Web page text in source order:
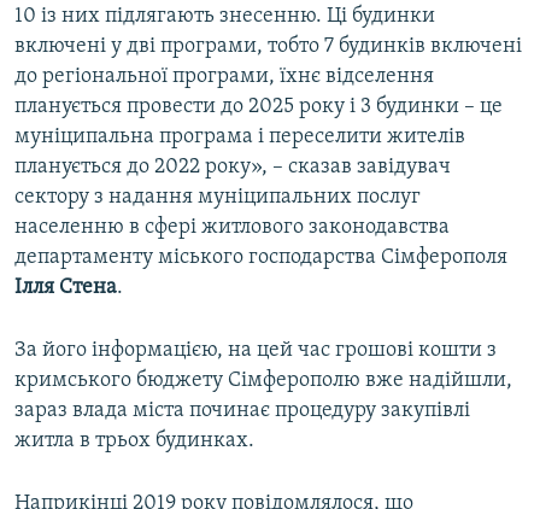
10 із них підлягають знесенню. Ці будинки
включені у дві програми, тобто 7 будинків включені
до регіональної програми, їхнє відселення
планується провести до 2025 року і 3 будинки – це
муніципальна програма і переселити жителів
планується до 2022 року», – сказав завідувач
сектору з надання муніципальних послуг
населенню в сфері житлового законодавства
департаменту міського господарства Сімферополя
Ілля Стена.
За його інформацією, на цей час грошові кошти з
кримського бюджету Сімферополю вже надійшли,
зараз влада міста починає процедуру закупівлі
житла в трьох будинках.
Наприкінці 2019 року повідомлялося, що